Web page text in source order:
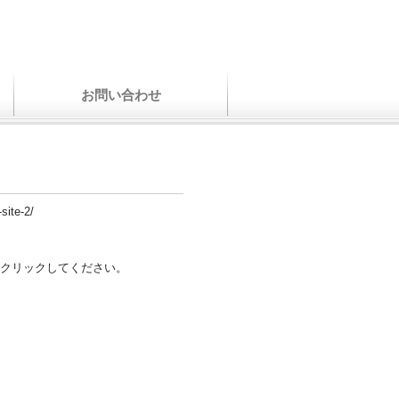
お問い合わせ
2/
リックしてください。